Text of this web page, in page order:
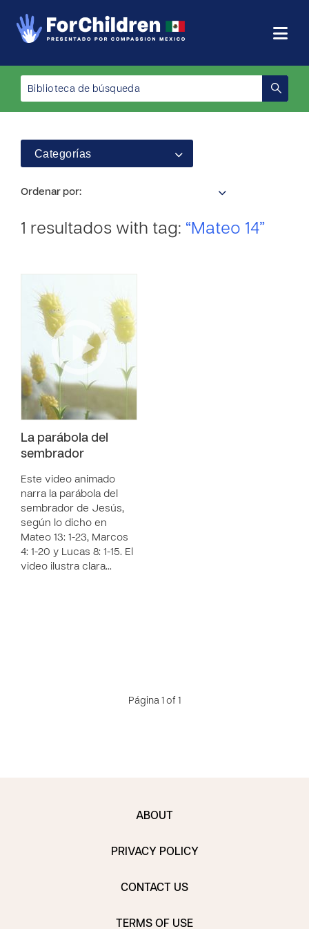
Categorías
Ordenar por:
1 resultados with tag: “Mateo 14”
La parábola del
sembrador
Este video animado
narra la parábola del
sembrador de Jesús,
según lo dicho en
Mateo 13: 1-23, Marcos
4: 1-20 y Lucas 8: 1-15. El
video ilustra clara…
Página 1 of 1
ABOUT
PRIVACY POLICY
CONTACT US
TERMS OF USE